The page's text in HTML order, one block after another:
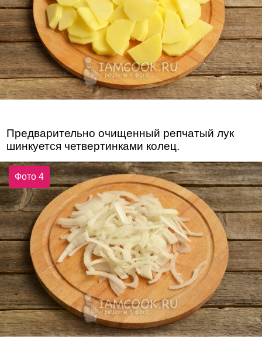
Предварительно очищенный репчатый лук
шинкуется четвертинками колец.
Фото 4